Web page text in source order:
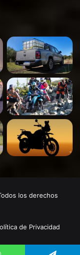
los derechos
de Privacidad